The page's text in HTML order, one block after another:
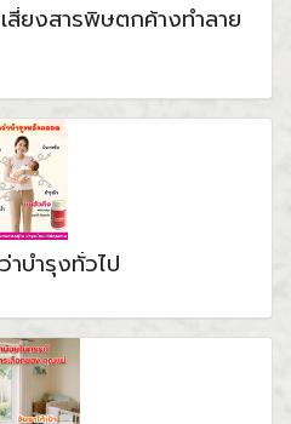
สี่ยงสารพิษตกค้างทำลาย
บำรุงทั่วไป